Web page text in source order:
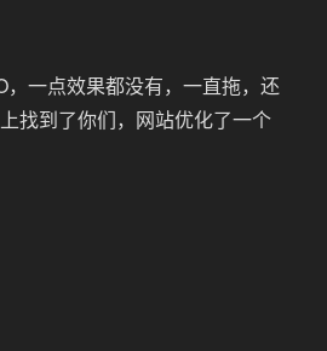
，一点效果都没有，一直拖，还
找到了你们，网站优化了一个